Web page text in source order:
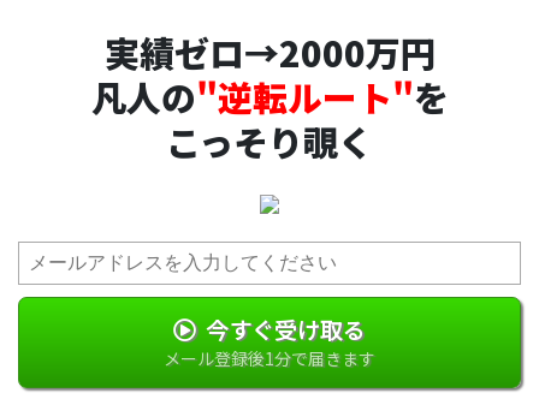
実績ゼロ→2000万円
凡人の"逆転ルート"を
こっそり覗く
今すぐ受け取る
メール登録後1分で届きます